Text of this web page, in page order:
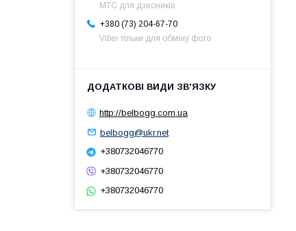
МТС для дзвоників
+380 (73) 204-67-70
Viber тільки для обміну фото
http://belbogg.com.ua
belbogg@ukr.net
+380732046770
+380732046770
+380732046770